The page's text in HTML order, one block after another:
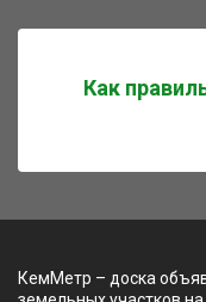
Как
КемМетр – доска